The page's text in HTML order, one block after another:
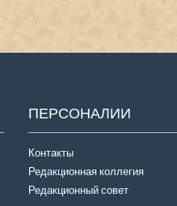
ПЕРСОНАЛИИ
Контакты
Редакционная коллегия
Редакционный совет